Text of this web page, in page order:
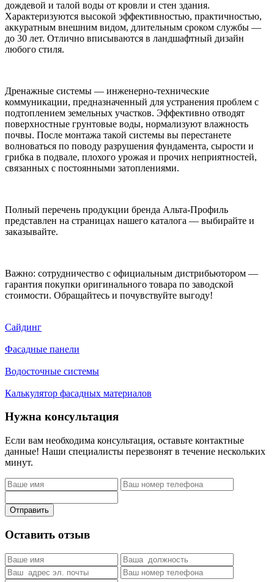
дождевой и талой воды от кровли и стен здания.
Характеризуются высокой эффективностью, практичностью,
аккуратным внешним видом, длительным сроком службы —
до 30 лет. Отлично вписываются в ландшафтный дизайн
любого стиля.
Дренажные системы — инженерно-технические
коммуникации, предназначенный для устранения проблем с
подтоплением земельных участков. Эффективно отводят
поверхностные грунтовые воды, нормализуют влажность
почвы. После монтажа такой системы вы перестанете
волноваться по поводу разрушения фундамента, сырости и
грибка в подвале, плохого урожая и прочих неприятностей,
связанных с постоянными затоплениями.
Полный перечень продукции бренда Альта-Профиль
представлен на страницах нашего каталога — выбирайте и
заказывайте.
Важно: сотрудничество с официальным дистрибьютором —
гарантия покупки оригинального товара по заводской
стоимости. Обращайтесь и почувствуйте выгоду!
Сайдинг
Фасадные панели
Водосточные системы
Калькулятор фасадных материалов
Нужна консультация
Если вам необходима консультация, оставьте контактные
данные! Наши специалисты перезвонят в течение нескольких
минут.
Отправить
Оставить отзыв